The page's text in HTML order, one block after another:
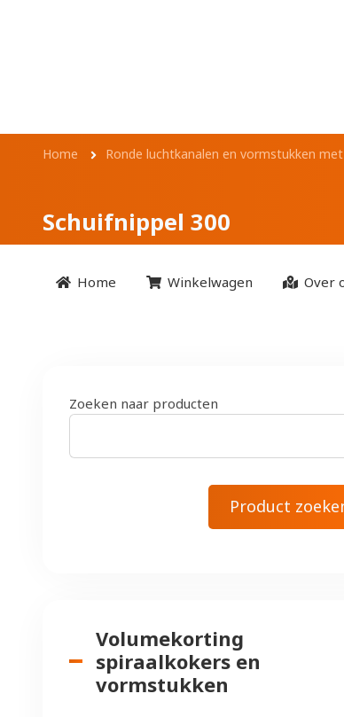
Kruimelpad
Home Ronde luchtkanalen en vormstukken
Schuifnippel 300
Home Winkelwagen Over
Zoeken naar producten
Volumekorting
spiraalkokers en
vormstukken